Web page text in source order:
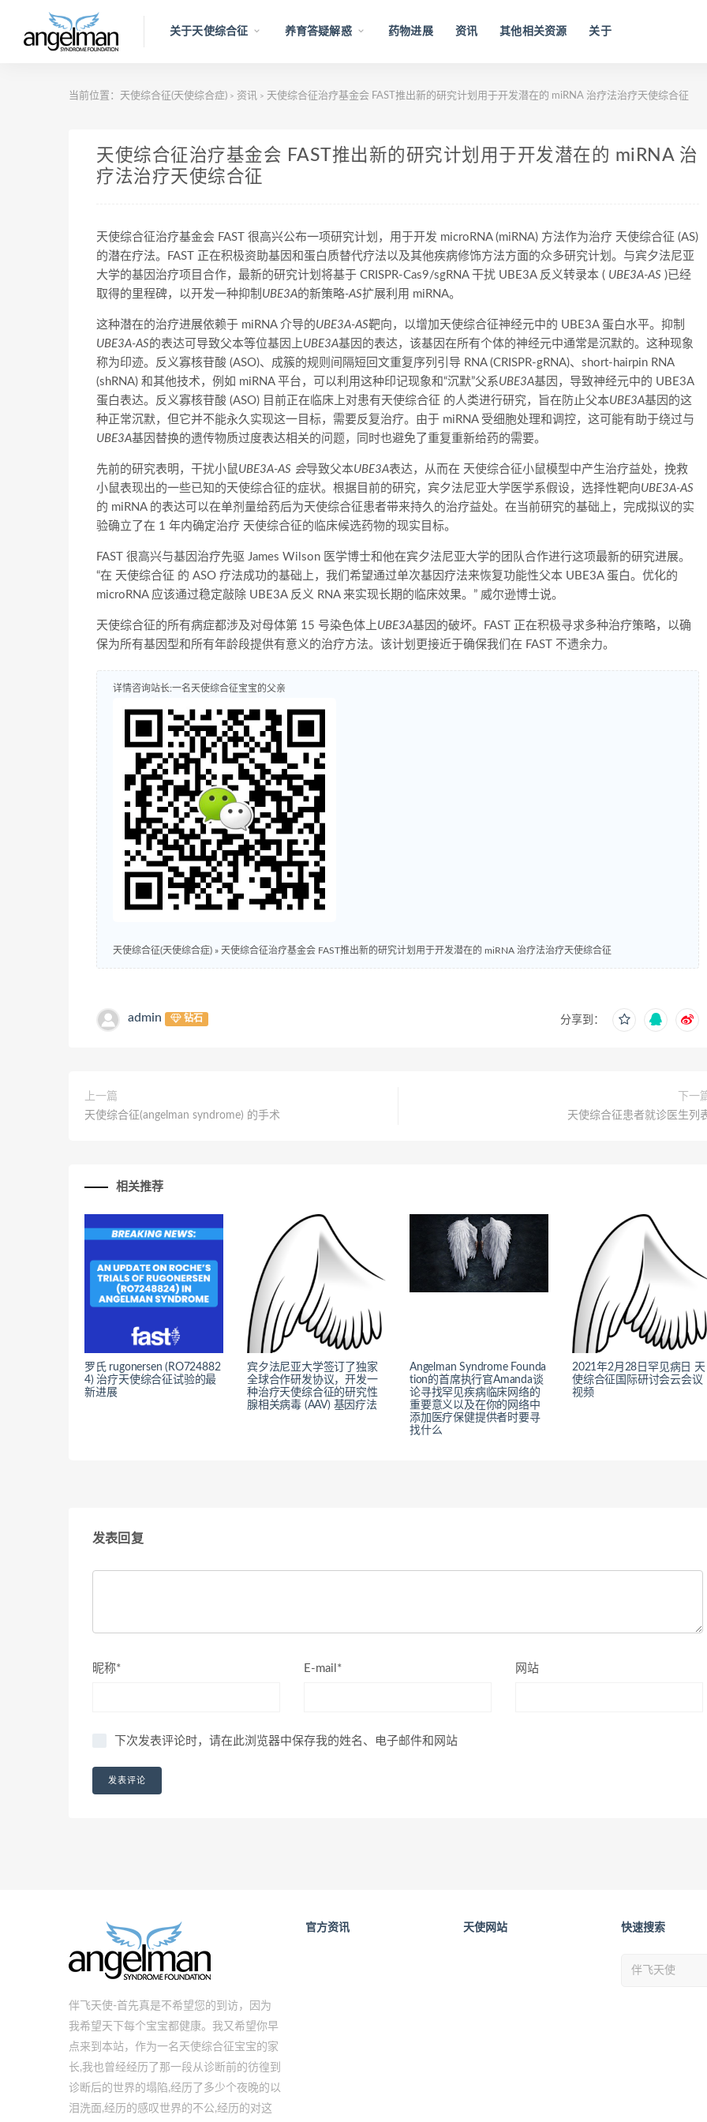
关于天使综合征 养育答疑解惑 药物进展 资讯 其他相关资源 关于
当前位置： 天使综合征(天使综合症) > 资讯 > 天使综合征治疗基金会 FAST推出新的研究计划用于开发潜在的 miRNA 治疗法治疗天使综合征
天使综合征治疗基金会 FAST推出新的研究计划用于开发潜在的 miRNA 治
疗法治疗天使综合征
天使综合征治疗基金会 FAST 很高兴公布一项研究计划，用于开发 microRNA (miRNA) 方法作为治疗 天使综合征 (AS)
的潜在疗法。FAST 正在积极资助基因和蛋白质替代疗法以及其他疾病修饰方法方面的众多研究计划。与宾夕法尼亚
大学的基因治疗项目合作，最新的研究计划将基于 CRISPR-Cas9/sgRNA 干扰 UBE3A 反义转录本 ( UBE3A-AS )已经
取得的里程碑，以开发一种抑制 UBE3A的新策略-AS扩展利用 miRNA。
这种潜在的治疗进展依赖于 miRNA 介导的UBE3A-AS靶向，以增加天使综合征神经元中的 UBE3A 蛋白水平。抑制
UBE3A-AS 的表达可导致父本等位基因上UBE3A基因的表达，该基因在所有个体的神经元中通常是沉默的。这种现象
称为印迹。反义寡核苷酸 (ASO)、成簇的规则间隔短回文重复序列引导 RNA (CRISPR-gRNA)、short-hairpin RNA
(shRNA) 和其他技术，例如 miRNA 平台，可以利用这种印记现象和“沉默”父系UBE3A基因，导致神经元中的 UBE3A
蛋白表达。反义寡核苷酸 (ASO) 目前正在临床上对患有天使综合征 的人类进行研究，旨在防止父本UBE3A基因的这
种正常沉默，但它并不能永久实现这一目标，需要反复治疗。由于 miRNA 受细胞处理和调控，这可能有助于绕过与
UBE3A基因替换的遗传物质过度表达相关的问题，同时也避免了重复重新给药的需要。
先前的研究表明，干扰小鼠 UBE3A-AS 会导致父本UBE3A表达，从而在 天使综合征小鼠模型中产生治疗益处，挽救
小鼠表现出的一些已知的天使综合征的症状。根据目前的研究，宾夕法尼亚大学医学系假设，选择性靶向 UBE3A-AS
的 miRNA 的表达可以在单剂量给药后为天使综合征患者带来持久的治疗益处。在当前研究的基础上，完成拟议的实
验确立了在 1 年内确定治疗 天使综合征的临床候选药物的现实目标。
FAST 很高兴与基因治疗先驱 James Wilson 医学博士和他在宾夕法尼亚大学的团队合作进行这项最新的研究进展。
“在 天使综合征 的 ASO 疗法成功的基础上，我们希望通过单次基因疗法来恢复功能性父本 UBE3A 蛋白。优化的
microRNA 应该通过稳定敲除 UBE3A 反义 RNA 来实现长期的临床效果。” 威尔逊博士说。
天使综合征的所有病症都涉及对母体第 15 号染色体上UBE3A基因的破坏。FAST 正在积极寻求多种治疗策略，以确
保为所有基因型和所有年龄段提供有意义的治疗方法。该计划更接近于确保我们在 FAST 不遗余力。
详情咨询站长:一名天使综合征宝宝的父亲
天使综合征(天使综合症) » 天使综合征治疗基金会 FAST推出新的研究计划用于开发潜在的 miRNA 治疗法治疗天使综合征
admin 钻石 分享到：
上一篇
天使综合征(angelman syndrome) 的手术
下一
天使综合征患者就诊医生列
相关推荐
罗氏 rugonersen (RO724882
4) 治疗天使综合征试验的最
新进展
宾夕法尼亚大学签订了独家
全球合作研发协议，开发一
种治疗天使综合征的研究性
腺相关病毒 (AAV) 基因疗法
Angelman Syndrome Founda
tion的首席执行官Amanda谈
论寻找罕见疾病临床网络的
重要意义以及在你的网络中
添加医疗保健提供者时要寻
找什么
2021年2月28日罕见病日 天
使综合征国际研讨会云会议
视频
发表回复
昵称* E-mail* 网站
下次发表评论时，请在此浏览器中保存我的姓名、电子邮件和网站
伴飞天使-首先真是不希望您的到访，因为
我希望天下每个宝宝都健康。我又希望你早
点来到本站，作为一名天使综合征宝宝的家
长,我也曾经经历了那一段从诊断前的彷徨到
诊断后的世界的塌陷,经历了多少个夜晚的以
泪洗面,经历的感叹世界的不公,经历的对这
官方资讯 天使网站 快速搜索